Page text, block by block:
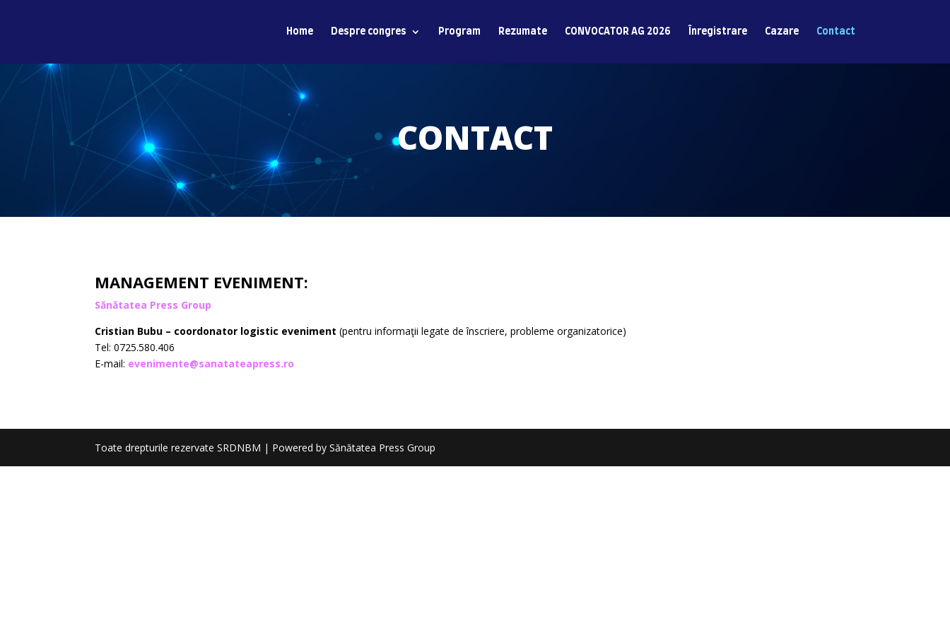
Home Despre congres Program Rezumate CONVOCATOR AG 2026 Înregistrare Cazare Contact
CONTACT
MANAGEMENT EVENIMENT:
Sănătatea Press Group
Cristian Bubu – coordonator logistic eveniment (pentru informaţii legate de înscriere, probleme organizatorice)
Tel: 0725.580.406
E-mail: evenimente@sanatateapress.ro
Toate drepturile rezervate SRDNBM | Powered by Sănătatea Press Group